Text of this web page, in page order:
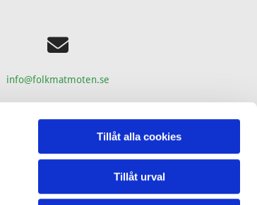
Tillåt alla cookies
Tillåt urval

info@folkmatmoten.se